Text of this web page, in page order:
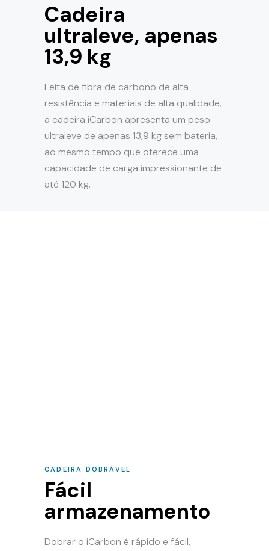
Cadeira
ultraleve, apenas
13,9 kg
Feita de fibra de carbono de alta
resistência e materiais de alta qualidade,
a cadeira iCarbon apresenta um peso
ultraleve de apenas 13,9 kg sem bateria,
ao mesmo tempo que oferece uma
capacidade de carga impressionante de
até 120 kg.
CADEIRA DOBRÁVEL
Fácil
armazenamento
Dobrar o iCarbon é rápido e fácil,